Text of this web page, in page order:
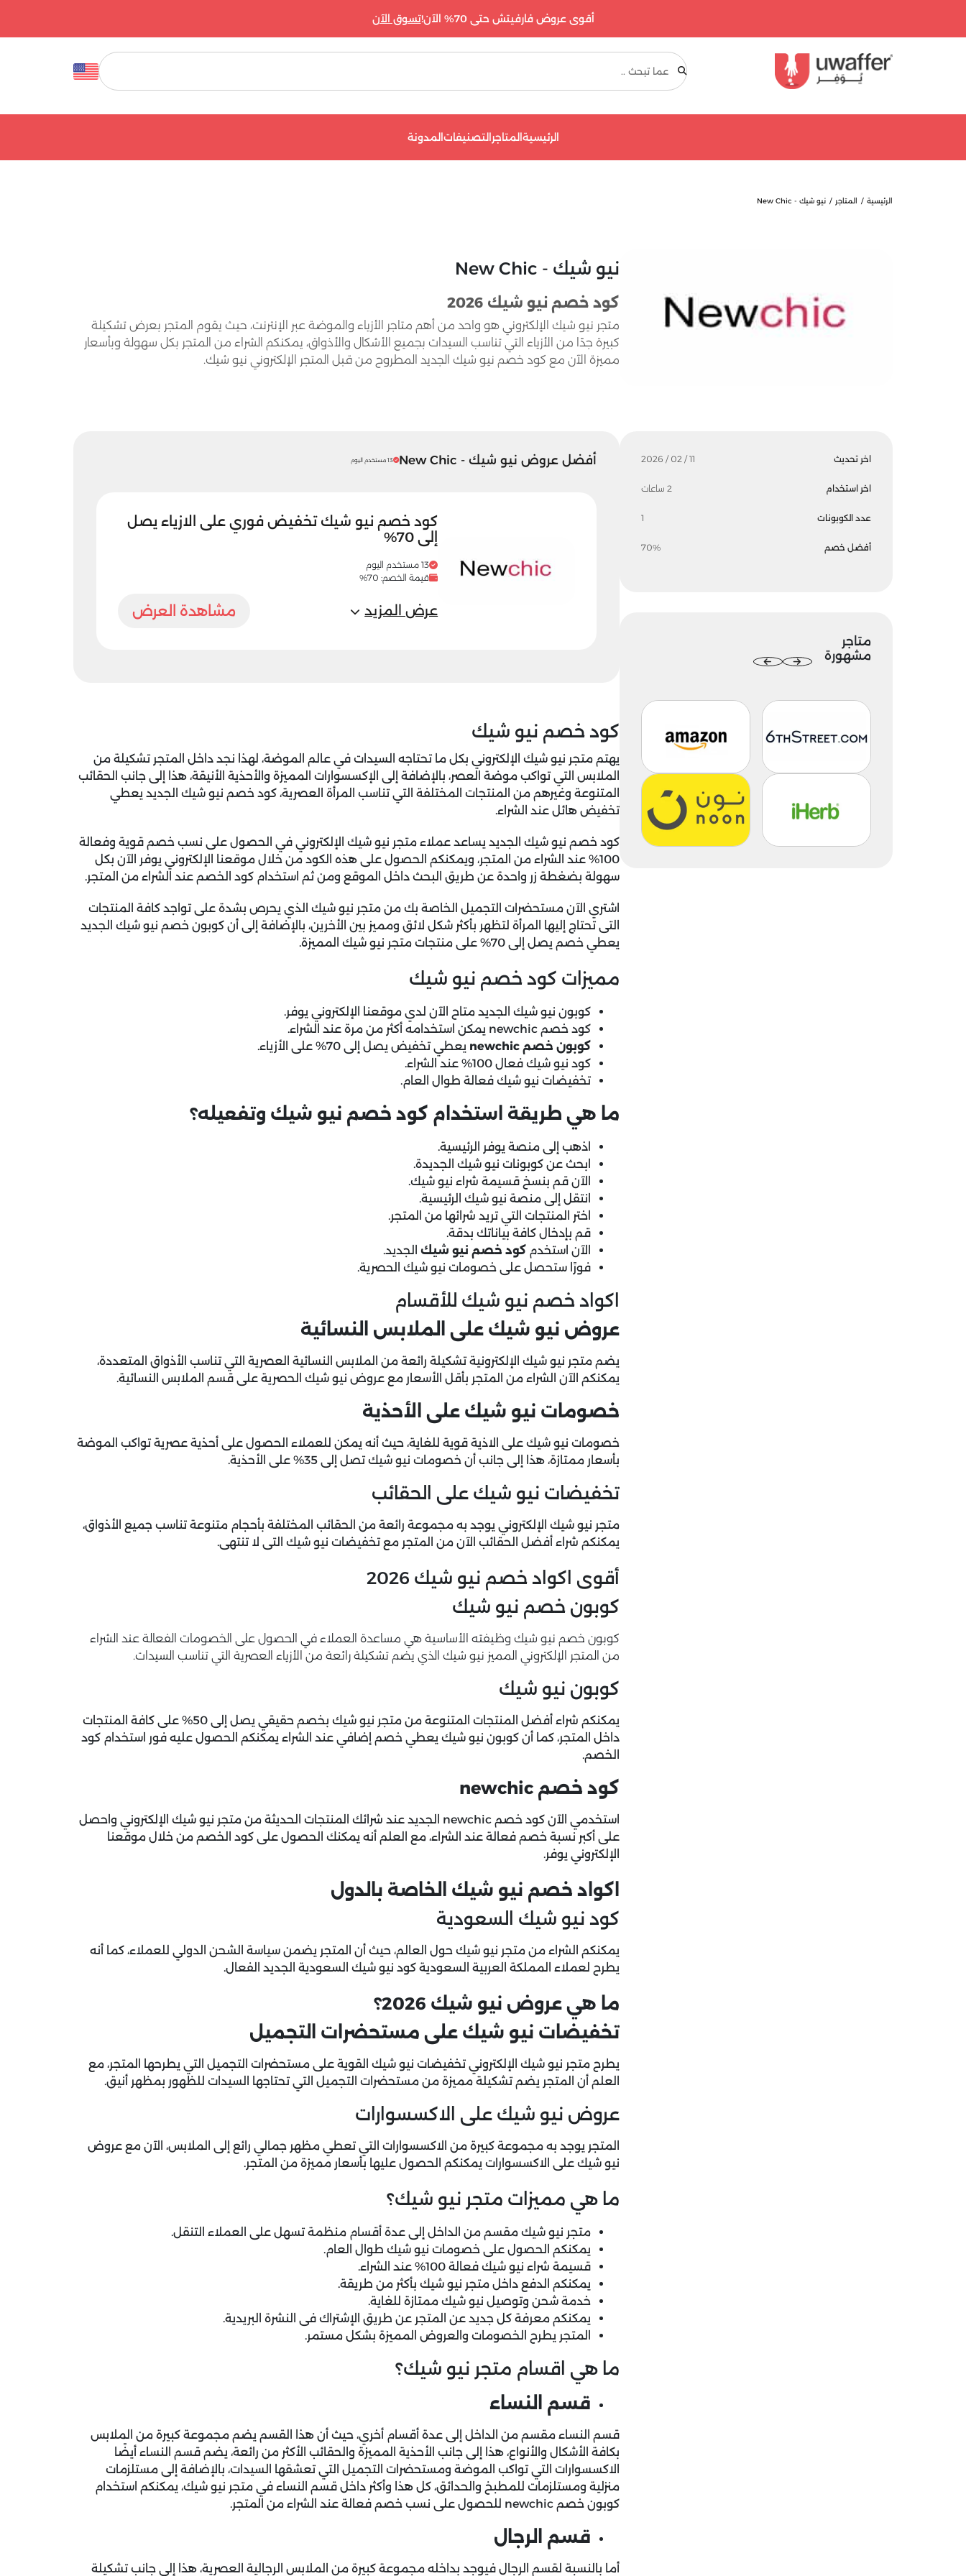
أقوى عروض فارفيتش حتى 70% الآن! تسوق الآن
بحث
الرئيسيةالمتاجرالتصنيفاتالمدونة
الرئيسية المتاجر نيو شيك - New Chic
نيو شيك - New Chic
كود خصم نيو شيك 2026
متجر نيو شيك الإلكتروني هو واحد من أهم متاجر الأزياء والموضة عبر الإنترنت، حيث يقوم المتجر بعرض تشكيلة
كبيرة جدًا من الأزياء التي تناسب السيدات بجميع الأشكال والأذواق، يمكنكم الشراء من المتجر بكل سهولة وبأسعار
مميزة الآن مع كود خصم نيو شيك الجديد المطروح من قبل المتجر الإلكتروني نيو شيك.
اخر تحديث 11 / 02 / 2026
اخر استخدام 2 ساعات
عدد الكوبونات 1
أفضل خصم 70%
متاجر
مشهورة
أفضل عروض نيو شيك - New Chic 13 مستخدم اليوم
كود خصم نيو شيك تخفيض فوري على الازياء يصل
إلى 70%
13 مستخدم اليوم
قيمة الخصم: 70%
عرض المزيد مشاهدة العرض
كود خصم نيو شيك
يهتم متجر نيو شيك الإلكتروني بكل ما تحتاجه السيدات في عالم الموضة، لهذا نجد داخل المتجر تشكيلة من
الملابس التي تواكب موضة العصر، بالإضافة إلى الإكسسوارات المميزة والأحذية الأنيقة، هذا إلى جانب الحقائب
المتنوعة وغيرهم من المنتجات المختلفة التي تناسب المرأة العصرية، كود خصم نيو شيك الجديد يعطي
تخفيض هائل عند الشراء.
كود خصم نيو شيك الجديد يساعد عملاء متجر نيو شيك الإلكتروني في الحصول على نسب خصم قوية وفعالة
100% عند الشراء من المتجر، ويمكنكم الحصول على هذه الكود من خلال موقعنا الإلكتروني يوفر الآن بكل
سهولة بضغطة زر واحدة عن طريق البحث داخل الموقع ومن ثم استخدام كود الخصم عند الشراء من المتجر.
اشتري الآن مستحضرات التجميل الخاصة بك من متجر نيو شيك الذي يحرص بشدة على تواجد كافة المنتجات
التى تحتاج إليها المرأة لتظهر بأكثر شكل لائق ومميز بين الأخرين، بالإضافة إلى أن كوبون خصم نيو شيك الجديد
يعطي خصم يصل إلى 70% على منتجات متجر نيو شيك المميزة.
مميزات كود خصم نيو شيك
كوبون نيو شيك الجديد متاح الآن لدي موقعنا الإلكتروني يوفر.
كود خصم newchic يمكن استخدامه أكثر من مرة عند الشراء.
كوبون خصم newchic
يعطي تخفيض يصل إلى 70% على الأزياء.
كود نيو شيك فعال 100% عند الشراء.
تخفيضات نيو شيك فعالة طوال العام.
ما هي طريقة استخدام كود خصم نيو شيك وتفعيله؟
اذهب إلى منصة يوفر الرئيسية.
ابحث عن كوبونات نيو شيك الجديدة.
الآن قم بنسخ قسيمة شراء نيو شيك.
انتقل إلى منصة نيو شيك الرئيسية.
اختر المنتجات التي تريد شرائها من المتجر.
قم بإدخال كافة بياناتك بدقة.
الآن استخدم كود خصم نيو شيك الجديد.
فورًا ستحصل على خصومات نيو شيك الحصرية.
اكواد خصم نيو شيك للأقسام
عروض نيو شيك على الملابس النسائية
يضم متجر نيو شيك الإلكترونية تشكيلة رائعة من الملابس النسائية العصرية التي تناسب الأذواق المتعددة،
يمكنكم الآن الشراء من المتجر بأقل الأسعار مع عروض نيو شيك الحصرية على قسم الملابس النسائية.
خصومات نيو شيك على الأحذية
خصومات نيو شيك على الاذية قوية للغاية، حيث أنه يمكن للعملاء الحصول على أحذية عصرية تواكب الموضة
بأسعار ممتازة، هذا إلى جانب أن خصومات نيو شيك تصل إلى 35% على الأحذية.
تخفيضات نيو شيك على الحقائب
متجر نيو شيك الإلكتروني يوجد به مجموعة رائعة من الحقائب المختلفة بأحجام متنوعة تناسب جميع الأذواق،
يمكنكم شراء أفضل الحقائب الآن من المتجر مع تخفيضات نيو شيك التى لا تنتهى.
أقوى اكواد خصم نيو شيك 2026
كوبون خصم نيو شيك
كوبون خصم نيو شيك وظيفته الأساسية هي مساعدة العملاء في الحصول على الخصومات الفعالة عند الشراء
من المتجر الإلكتروني المميز نيو شيك الذي يضم تشكيلة رائعة من الأزياء العصرية التي تناسب السيدات.
كوبون نيو شيك
يمكنكم شراء أفضل المنتجات المتنوعة من متجر نيو شيك بخصم حقيقي يصل إلى 50% على كافة المنتجات
داخل المتجر، كما أن كوبون نيو شيك يعطي خصم إضافي عند الشراء يمكنكم الحصول عليه فور استخدام كود
الخصم.
كود خصم newchic
استخدمي الآن كود خصم newchic الجديد عند شرائك المنتجات الحديثة من متجر نيو شيك الإلكتروني واحصل
على أكبر نسبة خصم فعالة عند الشراء، مع العلم أنه يمكنك الحصول على كود الخصم من خلال موقعنا
الإلكتروني يوفر.
اكواد خصم نيو شيك الخاصة بالدول
كود نيو شيك السعودية
يمكنكم الشراء من متجر نيو شيك حول العالم، حيث أن المتجر يضمن سياسة الشحن الدولي للعملاء، كما أنه
يطرح لعملاء المملكة العربية السعودية كود نيو شيك السعودية الجديد الفعال.
ما هي عروض نيو شيك 2026؟
تخفيضات نيو شيك على مستحضرات التجميل
يطرح متجر نيو شيك الإلكتروني تخفيضات نيو شيك القوية على مستحضرات التجميل التي يطرحها المتجر، مع
العلم أن المتجر يضم تشكيلة مميزة من مستحضرات التجميل التي تحتاجها السيدات للظهور بمظهر أنيق.
عروض نيو شيك على الاكسسوارات
المتجر يوجد به مجموعة كبيرة من الاكسسوارات التي تعطي مظهر جمالي رائع إلى الملابس، الآن مع عروض
نيو شيك على الاكسسوارات يمكنكم الحصول عليها بأسعار مميزة من المتجر.
ما هي مميزات متجر نيو شيك؟
متجر نيو شيك مقسم من الداخل إلى عدة أقسام منظمة تسهل على العملاء التنقل.
يمكنكم الحصول على خصومات نيو شيك طوال العام.
قسيمة شراء نيو شيك فعالة 100% عند الشراء.
يمكنكم الدفع داخل متجر نيو شيك بأكثر من طريقة.
خدمة شحن وتوصيل نيو شيك ممتازة للغاية.
يمكنكم معرفة كل جديد عن المتجر عن طريق الإشتراك فى النشرة البريدية.
المتجر يطرح الخصومات والعروض المميزة بشكل مستمر.
ما هي اقسام متجر نيو شيك؟
قسم النساء
قسم النساء مقسم من الداخل إلى عدة أقسام أخري، حيث أن هذا القسم يضم مجموعة كبيرة من الملابس
بكافة الأشكال والأنواع، هذا إلى جانب الأحذية المميزة والحقائب الأكثر من رائعة، يضم قسم النساء أيضًا
الاكسسوارات التي تواكب الموضة ومستحضرات التجميل التي تعشقها السيدات، بالإضافة إلى مستلزمات
منزلية ومستلزمات للمطبخ والحدائق، كل هذا وأكثر داخل قسم النساء في متجر نيو شيك، يمكنكم استخدام
كوبون خصم newchic للحصول على نسب خصم فعالة عند الشراء من المتجر.
قسم الرجال
أما بالنسبة لقسم الرجال فيوجد بداخله مجموعة كبيرة من الملابس الرجالية العصرية، هذا إلى جانب تشكيلة